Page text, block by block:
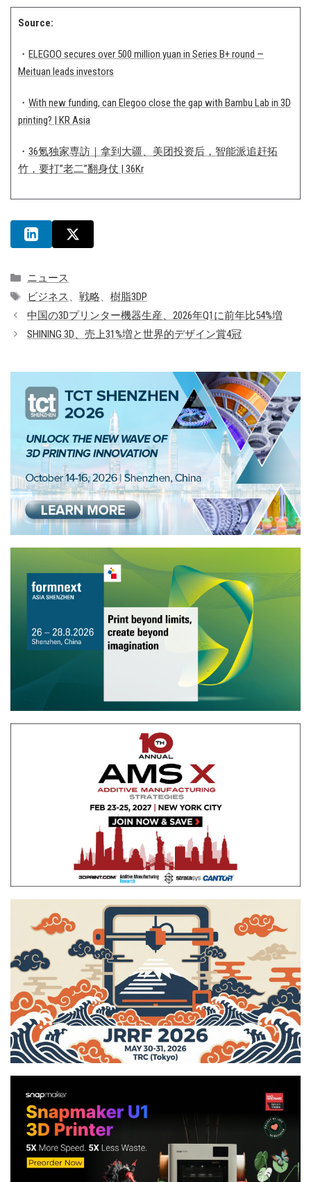
Source:
・ ELEGOO secures over 500 million yuan in Series B+ round —
Meituan leads investors
・ With new funding, can Elegoo close the gap with Bambu Lab in 3D
printing? | KR Asia
・ 36氪独家専訪｜拿到大疆、美团投资后，智能派追赶拓
竹，要打”老二”翻身仗 | 36Kr
カ
テ
リ
ー
ニュース
タ
グ
ビジネス 、 戦略、 樹脂3DP
中国の3Dプリンター機器生産、2026年Q1に前年比54%増
SHINING 3D、売上31%増と世界的デザイン賞4冠